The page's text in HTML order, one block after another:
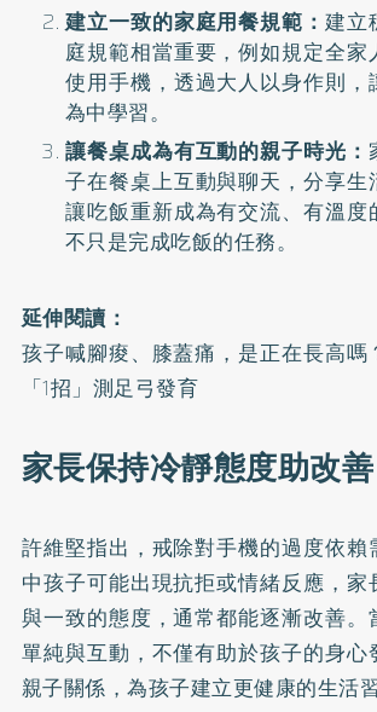
建立一致的家庭用餐規範：建立
庭規範相當重要，例如規定全家
使用手機，透過大人以身作則，
為中學習。
讓餐桌成為有互動的親子時光：
子在餐桌上互動與聊天，分享生
讓吃飯重新成為有交流、有溫度
不只是完成吃飯的任務。
延伸閱讀：
孩子喊腳痠、膝蓋痛，是正在長高嗎
「1招」測足弓發育
家長保持冷靜態度助改善
許維堅指出，戒除對手機的過度依賴
中孩子可能出現抗拒或情緒反應，
與一致的態度，通常都能逐漸改善。
單純與互動，不僅有助於孩子的身心
親子關係，為孩子建立更健康的生活習